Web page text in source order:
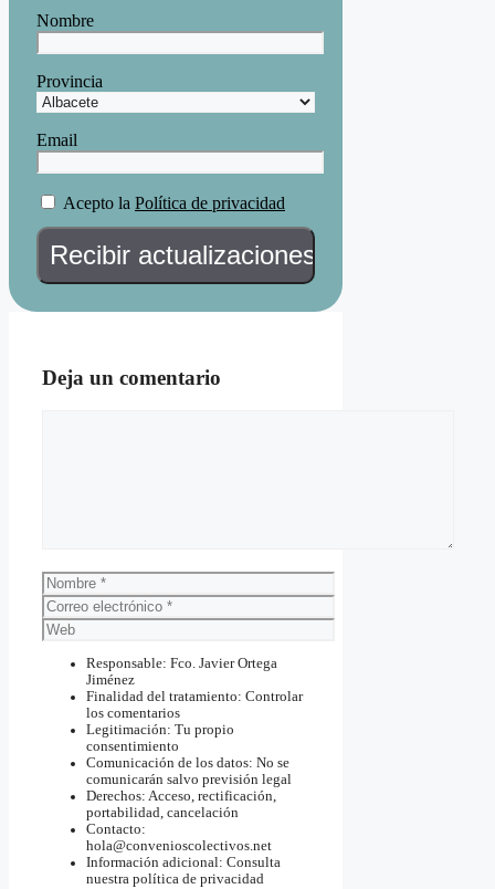
Nombre
Provincia
Email
Acepto la Política de privacidad
Deja un comentario
Nombre
Correo
electrónico
Web
Responsable: Fco. Javier Ortega
Jiménez
Finalidad del tratamiento: Controlar
los comentarios
Legitimación: Tu propio
consentimiento
Comunicación de los datos: No se
comunicarán salvo previsión legal
Derechos: Acceso, rectificación,
portabilidad, cancelación
Contacto:
hola@convenioscolectivos.net
Información adicional: Consulta
nuestra política de privacidad